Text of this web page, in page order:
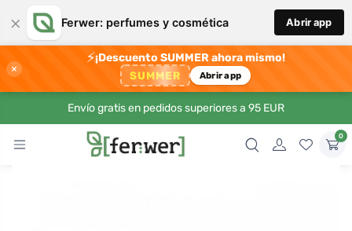
× Ferwer: perfumes y cosmética Abrir app
×
⚡¡Descuento SUMMER ahora mismo!
SUMMER Abrir app
Envío gratis en pedidos superiores a 95 EUR
0